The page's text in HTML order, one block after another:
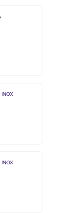
INOX
INOX